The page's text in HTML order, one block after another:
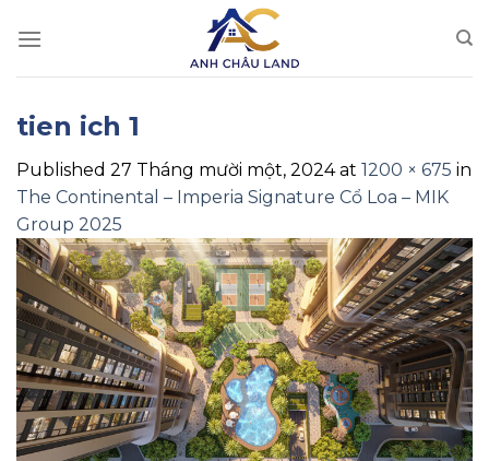
tien ich 1
Published 27 Tháng mười một, 2024at 1200 × 675 in
The Continental – Imperia Signature Cổ Loa – MIK
Group 2025